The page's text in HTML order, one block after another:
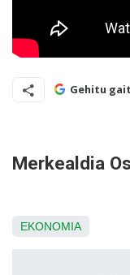
Gehitu
Merkealdia
EKONOMIA